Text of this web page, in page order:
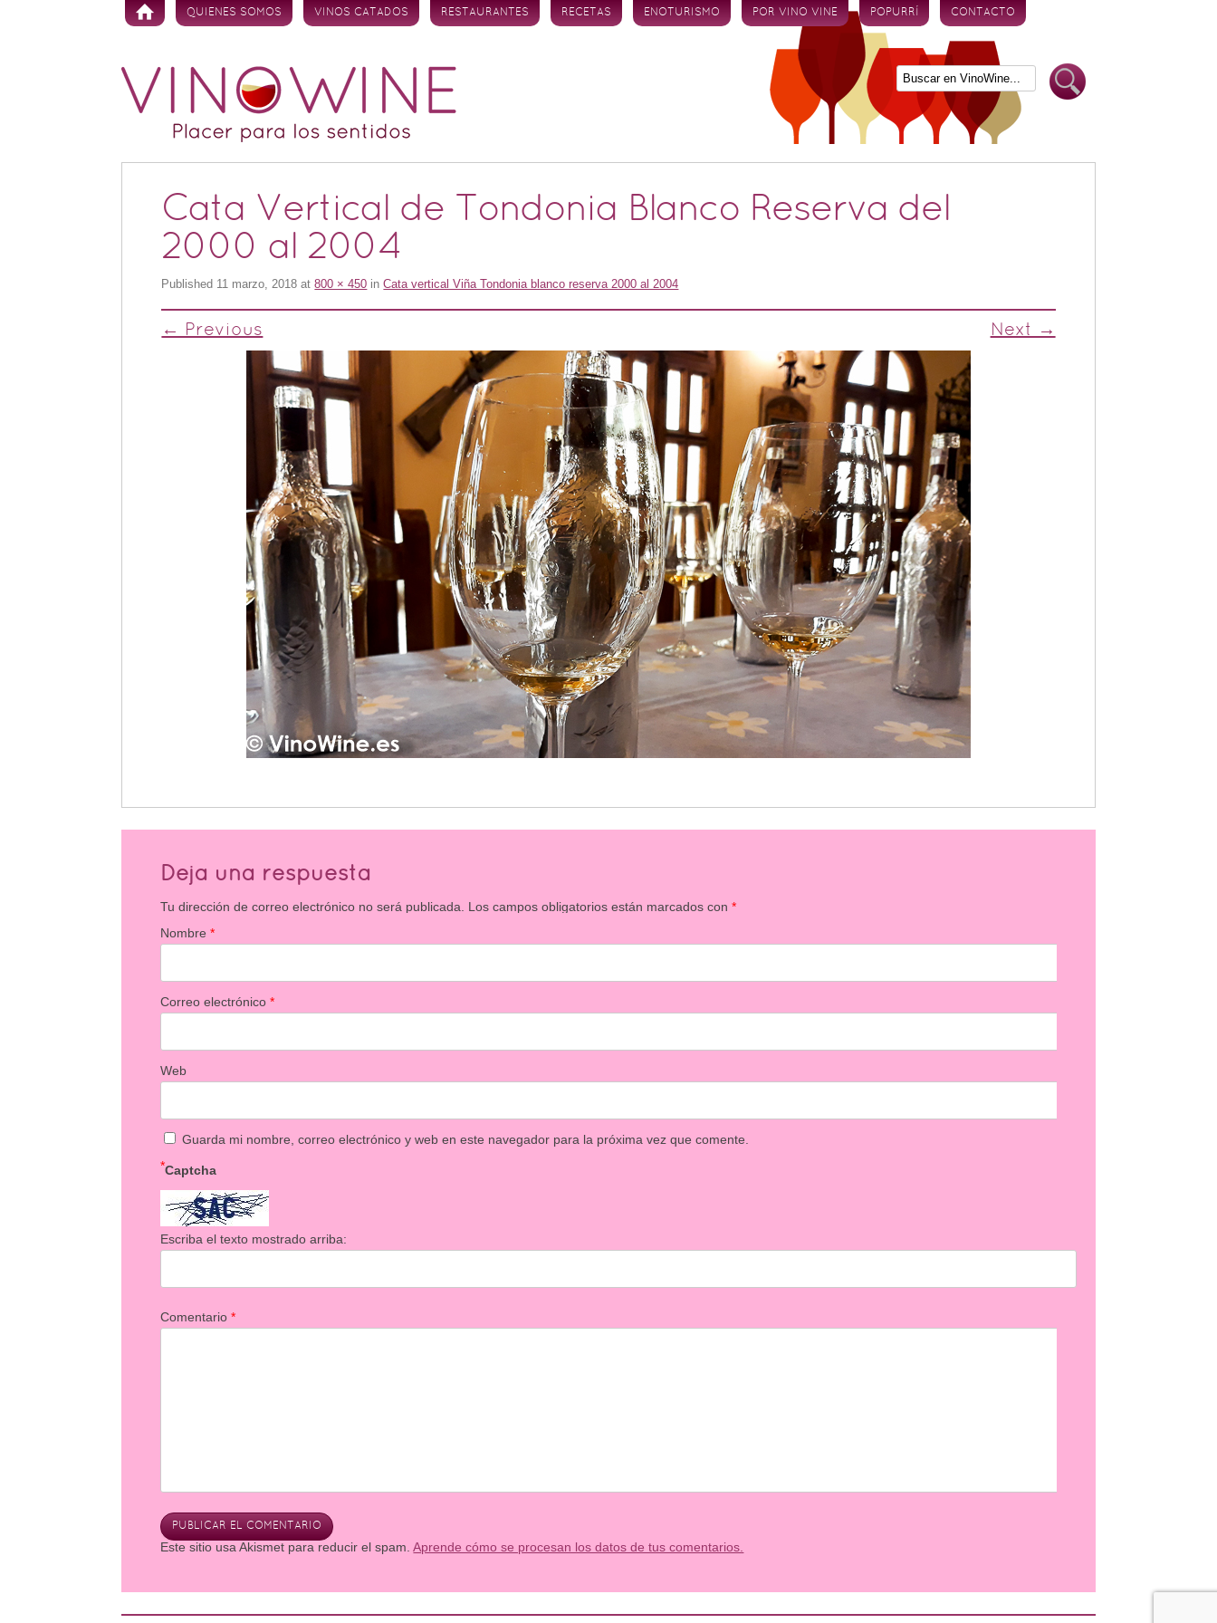
Skip to content
QUIENES SOMOS VINOS CATADOS RESTAURANTES RECETAS ENOTURISMO POR VINO VINE POPURRÍ CONTACTO
Cata Vertical de Tondonia Blanco Reserva del
2000 al 2004
Published 11 marzo, 2018 at800 × 450 inCata vertical Viña Tondonia blanco reserva 2000 al 2004
← Previous Next →
Deja una respuesta
Tu dirección de correo electrónico no será publicada. Los campos obligatorios están marcados con*
Nombre*
Correo electrónico*
Web
Guarda mi nombre, correo electrónico y web en este navegador para la próxima vez que comente.
Captcha
*
Escriba el texto mostrado arriba:
Comentario*
Este sitio usa Akismet para reducir el spam.Aprende cómo se procesan los datos de tus comentarios.